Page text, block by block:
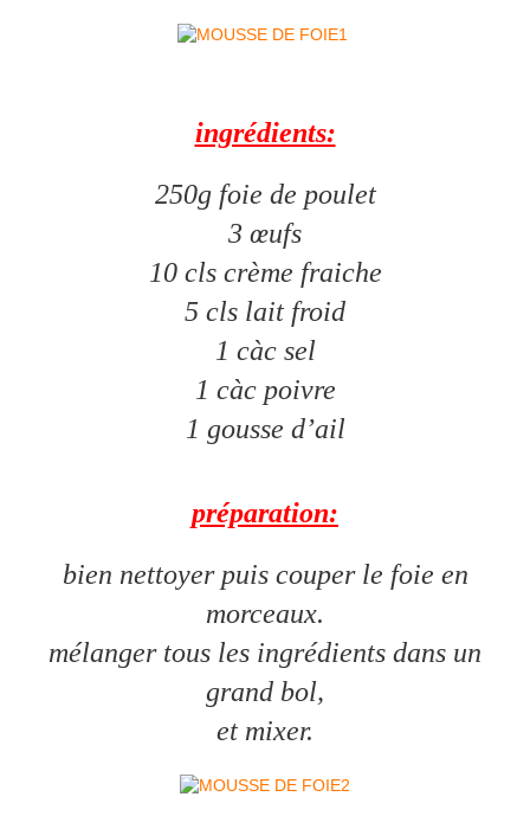
ingrédients:
250g foie de poulet
3 œufs
10 cls crème fraiche
5 cls lait froid
1 càc sel
1 càc poivre
1 gousse d’ail
préparation:
bien nettoyer puis couper le foie en
morceaux.
mélanger tous les ingrédients dans un
grand bol,
et mixer.